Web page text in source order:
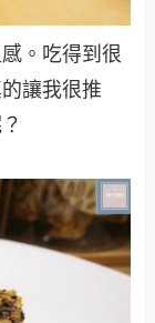
。吃得到很
讓我很推